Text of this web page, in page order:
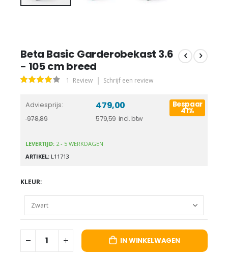
Beta Basic Garderobekast 3.6
- 105 cm breed
Waardering: 1 Review Schrijf een review
Adviesprijs
978,89 579,59
479,00 Bespaar
41%
LEVERTIJD: 2 - 5 WERKDAGEN
ARTIKEL L11713
KLEUR
IN WINKELWAGEN